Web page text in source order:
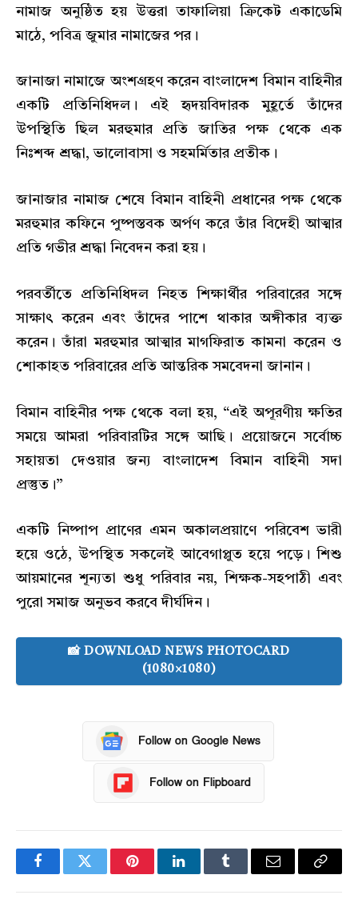
নামাজ অনুষ্ঠিত হয় উত্তরা তাফালিয়া ক্রিকেট একাডেমি
মাঠে, পবিত্র জুমার নামাজের পর।
জানাজা নামাজে অংশগ্রহণ করেন বাংলাদেশ বিমান বাহিনীর
একটি প্রতিনিধিদল। এই হৃদয়বিদারক মুহূর্তে তাঁদের
উপস্থিতি ছিল মরহুমার প্রতি জাতির পক্ষ থেকে এক
নিঃশব্দ শ্রদ্ধা, ভালোবাসা ও সহমর্মিতার প্রতীক।
জানাজার নামাজ শেষে বিমান বাহিনী প্রধানের পক্ষ থেকে
মরহুমার কফিনে পুষ্পস্তবক অর্পণ করে তাঁর বিদেহী আত্মার
প্রতি গভীর শ্রদ্ধা নিবেদন করা হয়।
পরবর্তীতে প্রতিনিধিদল নিহত শিক্ষার্থীর পরিবারের সঙ্গে
সাক্ষাৎ করেন এবং তাঁদের পাশে থাকার অঙ্গীকার ব্যক্ত
করেন। তাঁরা মরহুমার আত্মার মাগফিরাত কামনা করেন ও
শোকাহত পরিবারের প্রতি আন্তরিক সমবেদনা জানান।
বিমান বাহিনীর পক্ষ থেকে বলা হয়, “এই অপূরণীয় ক্ষতির
সময়ে আমরা পরিবারটির সঙ্গে আছি। প্রয়োজনে সর্বোচ্চ
সহায়তা দেওয়ার জন্য বাংলাদেশ বিমান বাহিনী সদা
প্রস্তুত।”
একটি নিষ্পাপ প্রাণের এমন অকালপ্রয়াণে পরিবেশ ভারী
হয়ে ওঠে, উপস্থিত সকলেই আবেগাপ্লুত হয়ে পড়ে। শিশু
আয়মানের শূন্যতা শুধু পরিবার নয়, শিক্ষক-সহপাঠী এবং
পুরো সমাজ অনুভব করবে দীর্ঘদিন।
📸 DOWNLOAD NEWS PHOTOCARD
(1080×1080)
Follow on Google News
Follow on Flipboard
FacebookTwitter PinterestLinkedInTumblr Email
Copy